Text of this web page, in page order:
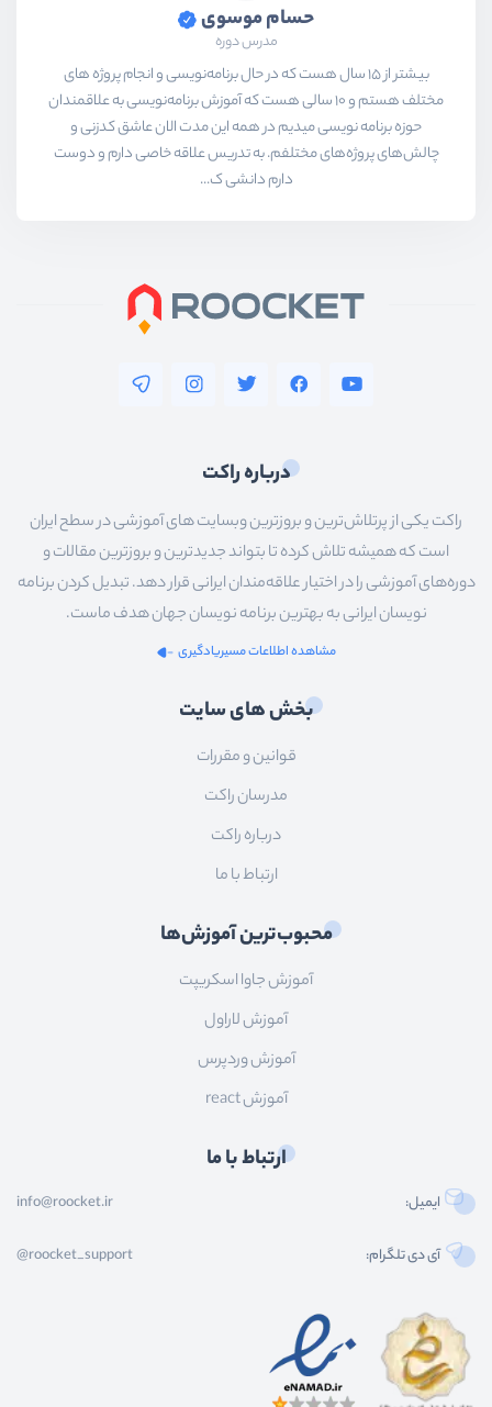
حسام موسوی
مدرس دوره
بیشتر از ۱۵ سال هست که در حال برنامه‌نویسی و انجام پروژه های
مختلف هستم و ۱۰ سالی هست که آموزش برنامه‌نویسی به علاقمندان
حوزه برنامه نویسی میدیم در همه این مدت الان عاشق کدزنی و
چالش‌های پروژه‌های مختلفم. به تدریس علاقه خاصی دارم و دوست
دارم دانشی ک...
درباره راکت
راکت یکی از پرتلاش‌ترین و بروزترین وبسایت های آموزشی در سطح ایران
است که همیشه تلاش کرده تا بتواند جدیدترین و بروزترین مقالات و
دوره‌های آموزشی را در اختیار علاقه‌مندان ایرانی قرار دهد. تبدیل کردن برنامه
نویسان ایرانی به بهترین برنامه نویسان جهان هدف ماست.
مشاهده اطلاعات مسیریادگیری
بخش های سایت
قوانین و مقررات
مدرسان راکت
درباره راکت
ارتباط با ما
محبوب‌ترین آموزش‌ها
آموزش جاوا اسکریپت
آموزش لاراول
آموزش وردپرس
آموزش react
ارتباط با ما
ایمیل: info@roocket.ir
آی دی تلگرام: @roocket_support